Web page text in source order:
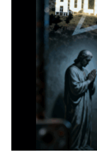
szcientológia,
Hollywood
börtöne”
könyvéről